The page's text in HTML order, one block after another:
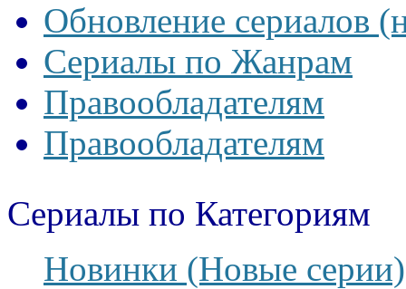
Обновление сериалов
Сериалы по Жанрам
Правообладателям
Правообладателям
Сериалы по Категориям
Новинки (Новые серии)